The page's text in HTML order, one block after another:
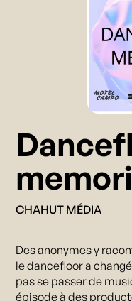
CHAHUT MÉDIA
Des anonymes y
le dancefloor a
pas se passer de
épisode à des